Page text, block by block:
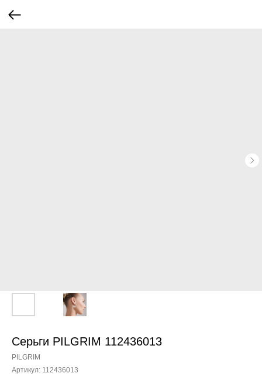
Серьги PILGRIM 112436013
PILGRIM
Артикул: 112436013